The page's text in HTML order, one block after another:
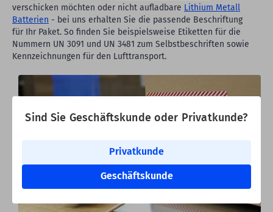
Sind Sie Geschäftskunde oder Privatkunde?
Privatkunde
Geschäftskunde
verschicken möchten oder nicht aufladbare Lithium Metall
Batterien - bei uns erhalten Sie die passende Beschriftung
für Ihr Paket. So finden Sie beispielsweise Etiketten für die
Nummern UN 3091 und UN 3481 zum Selbstbeschriften sowie
Kennzeichnungen für den Lufttransport.